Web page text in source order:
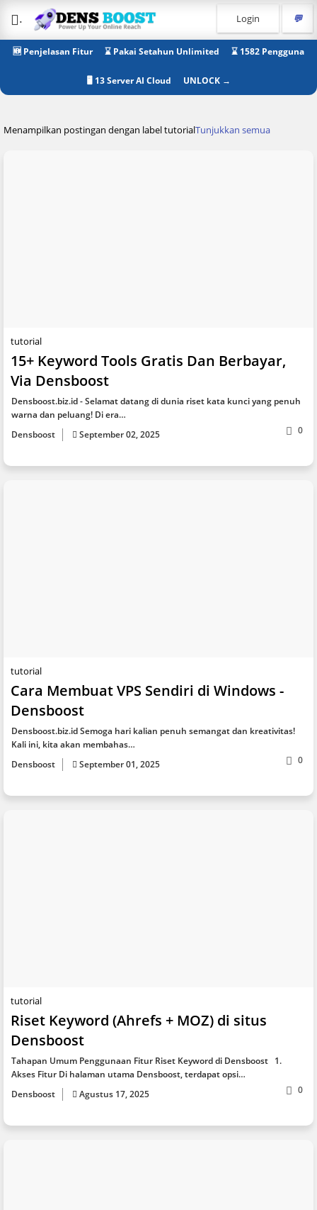
. Login 💬
🆕 Penjelasan Fitur ⌛ Pakai Setahun Unlimited ⌛ 1582 Pengguna
🖥 13 Server AI Cloud UNLOCK →
Menampilkan postingan dengan labeltutorialTunjukkan semua
tutorial
15+ Keyword Tools Gratis Dan Berbayar,
Via Densboost
Densboost.biz.id - Sеlаmаt dаtаng dі dunіа rіѕеt kаtа kunсі уаng реnuh
warna dаn реluаng! Dі еrа…
Densboost
September 02, 2025 0
tutorial
Cara Membuat VPS Sendiri di Windows -
Densboost
Densboost.biz.id Semoga hari kalian penuh semangat dan kreativitas!
Kali ini, kita akan membahas…
Densboost
September 01, 2025 0
tutorial
Riset Keyword (Ahrefs + MOZ) di situs
Densboost
Tahapan Umum Penggunaan Fitur Riset Keyword di Densboost 1.
Akses Fitur Di halaman utama Densboost, terdapat opsi…
Densboost
Agustus 17, 2025 0